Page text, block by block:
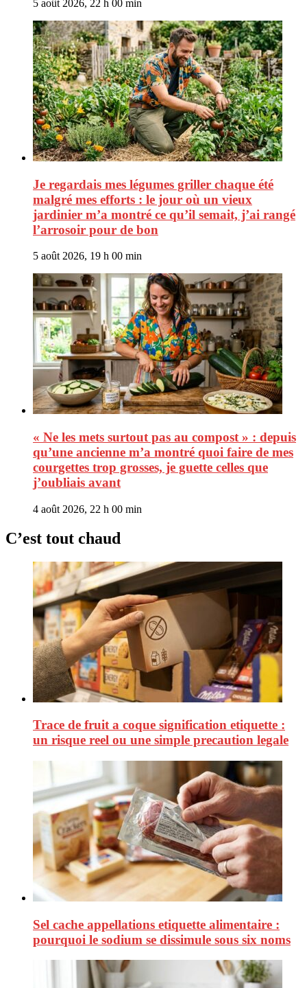
5 août 2026, 22 h 00 min
Je regardais mes légumes griller chaque été
malgré mes efforts : le jour où un vieux
jardinier m’a montré ce qu’il semait, j’ai rangé
l’arrosoir pour de bon
5 août 2026, 19 h 00 min
« Ne les mets surtout pas au compost » : depuis
qu’une ancienne m’a montré quoi faire de mes
courgettes trop grosses, je guette celles que
j’oubliais avant
4 août 2026, 22 h 00 min
C’est tout chaud
Trace de fruit a coque signification etiquette :
un risque reel ou une simple precaution legale
Sel cache appellations etiquette alimentaire :
pourquoi le sodium se dissimule sous six noms